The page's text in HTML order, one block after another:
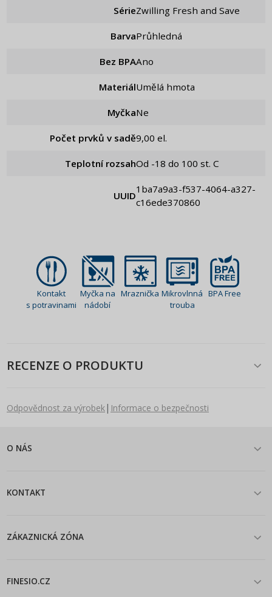
Série Zwilling Fresh and Save
Barva Průhledná
Bez BPA Ano
Materiál Umělá hmota
Myčka Ne
Počet prvků v sadě 9,00 el.
Teplotní rozsah Od -18 do 100 st. C
UUID
1ba7a9a3-f537-4064-a327-
c16ede370860
Kontakt
s potravinami
Myčka na
nádobí
Mraznička Mikrovlnná
trouba
BPA Free
RECENZE O PRODUKTU
Odpovědnost za výrobek| Informace o bezpečnosti
O NÁS
KONTAKT
ZÁKAZNICKÁ ZÓNA
FINESIO.CZ